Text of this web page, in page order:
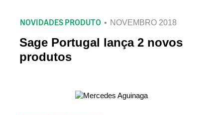
NOVIDADES PRODUTO NOVEMBRO 2018
Sage Portugal lança 2 novos
produtos